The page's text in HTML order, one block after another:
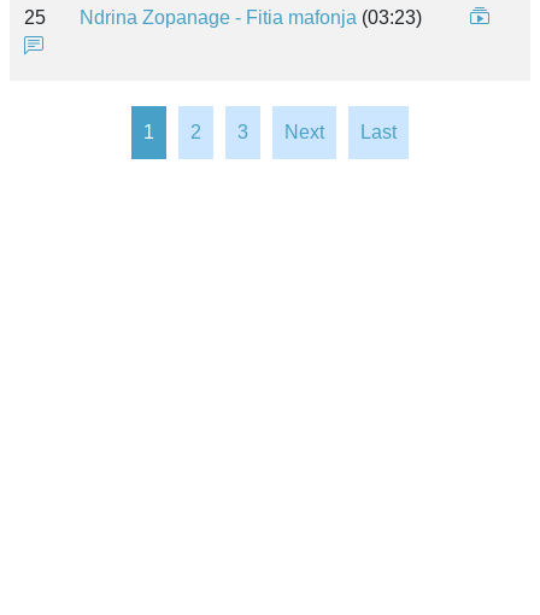
25 Ndrina Zopanage - Fitia mafonja (03:23)
1 2 3 Next Last